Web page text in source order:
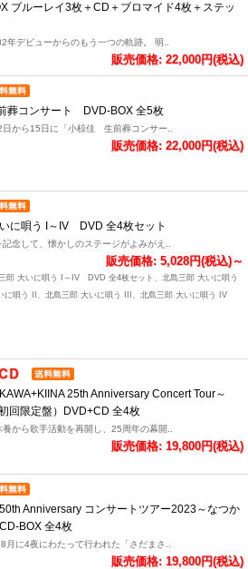
ブルーレイ3枚＋CD＋ブロマイド4枚＋ステッ
年デビューからのもう一つの軌跡。 明..
販売価格: 22,000円(税込)
葬コンサート DVD-BOX 全5枚
から15日に「小椋佳 生前葬コンサー..
販売価格: 22,000円(税込)
に唄う I～IV DVD 全4枚セット
念して、懐かしのステージがよみがえ..
販売価格: 5,028円(税込)～
郎 大いに唄う I～IV DVD 全4枚セット、北島三郎 大いに唄う
に唄う II、北島三郎 大いに唄う III、北島三郎 大いに唄う IV
25th Anniversary Concert Tour～
回限定盤）DVD+CD 全4枚
から歌手活動を再開し、25周年の幕開..
販売価格: 19,800円(税込)
Anniversary コンサートツアー2023～なつか
BOX 全4枚
月に4夜にわたって行われた「さだまさ..
販売価格: 19,800円(税込)